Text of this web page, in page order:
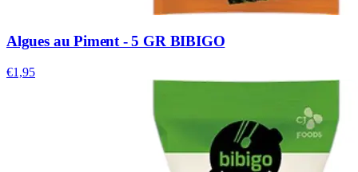
Algues au Piment - 5 GR BIBIGO
€1,95